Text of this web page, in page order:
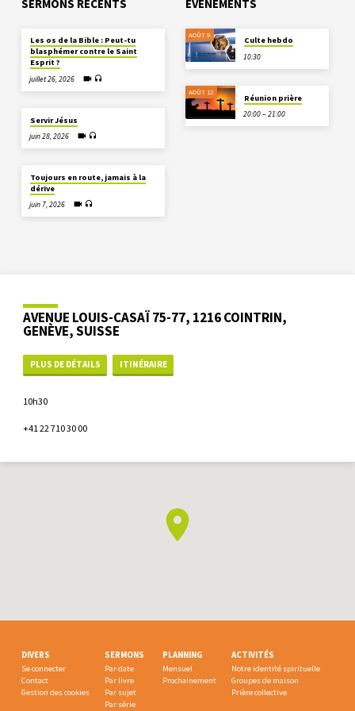
SERMONS RÉCENTS
Les os de la Bible : Peut-tu
blasphémer contre le Saint
Esprit ?
juillet 26, 2026
Servir Jésus
juin 28, 2026
Toujours en route, jamais à la
dérive
juin 7, 2026
EVÈNEMENTS
AOÛT 9
Culte hebdo
10:30
AOÛT 12
Réunion prière
20:00 – 21:00
AVENUE LOUIS-CASAÏ 75-77, 1216 COINTRIN,
GENÈVE, SUISSE
PLUS DE DÉTAILS ITINÉRAIRE
10h30
+41 22 710 30 00
DIVERS
Se connecter
Contact
Gestion des cookies
SERMONS
Par date
Par livre
Par sujet
Par série
PLANNING
Mensuel
Prochainement
ACTIVITÉS
Notre identité spirituelle
Groupes de maison
Prière collective